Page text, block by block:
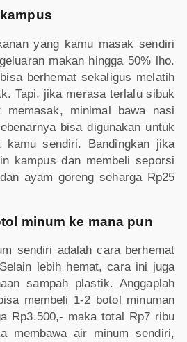
yang kamu masak sendiri
makan hingga 50% lho.
berhemat sekaligus melatih
Tapi, jika merasa terlalu sibuk
memasak, minimal bawa nasi
bisa digunakan untuk
sendiri. Bandingkan jika
kampus dan membeli seporsi
ayam goreng seharga Rp25
minum ke mana pun
sendiri adalah cara berhemat
lebih hemat, cara ini juga
sampah plastik. Anggaplah
membeli 1-2 botol minuman
Rp3.500,- maka total Rp7 ribu
membawa air minum sendiri,